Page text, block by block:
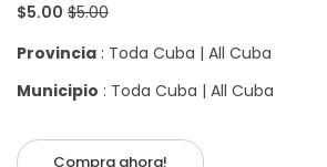
$5.00 $5.00
Provincia : Toda Cuba | All Cuba
Municipio : Toda Cuba | All Cuba
Compra ahora!